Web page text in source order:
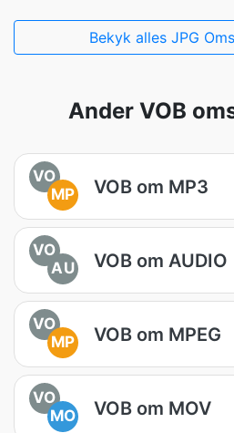
Bekyk alles JPG
Ander VOB
VO
MP
VOB om MP3
VO
AU
VOB om AUDIO
VO
MP
VOB om MPEG
VO
MO
VOB om MOV